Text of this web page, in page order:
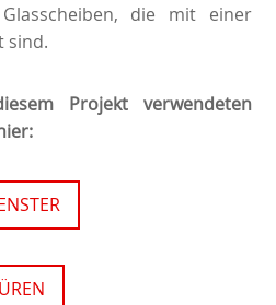
die mit einer
sind.
Projekt verwendeten